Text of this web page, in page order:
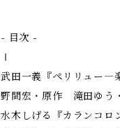
- 目次 -
Ⅰ
武田一義『ペリリュー―
野間宏・原作 滝田ゆう
水木しげる『カランコロ